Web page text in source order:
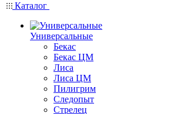
Каталог
Универсальные
Бекас
Бекас ЦМ
Лиса
Лиса ЦМ
Пилигрим
Следопыт
Стрелец